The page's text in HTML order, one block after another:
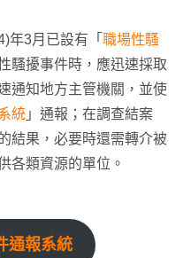
年3月已設有「 職場性騷
騷擾事件時，應迅速採取
通知地方主管機關，並使
統 」通報；在調查結案
結果，必要時還需轉介被
各類資源的單位。
通報系統